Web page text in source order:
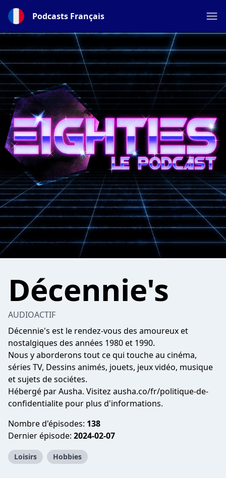
Podcasts Français
Décennie's
AUDIOACTIF
Décennie's est le rendez-vous des amoureux et
nostalgiques des années 1980 et 1990.
Nous y aborderons tout ce qui touche au cinéma,
séries TV, Dessins animés, jouets, jeux vidéo, musique
et sujets de sociétes.
Hébergé par Ausha. Visitez ausha.co/fr/politique-de-
confidentialite pour plus d'informations.
Nombre d'épisodes: 138
Dernier épisode: 2024-02-07
Loisirs Hobbies